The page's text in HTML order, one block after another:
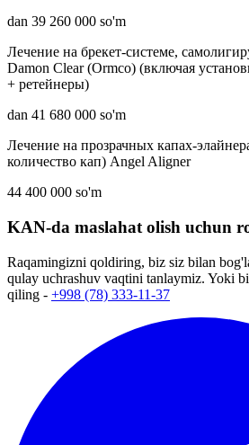
dan 39 260 000 so'm
Лечение на брекет-системе,
Damon Clear (Ormco) (включая
+ ретейнеры)
dan 41 680 000 so'm
Лечение на прозрачных капах-
количество кап) Angel Aligner
44 400 000 so'm
KAN-da maslahat olish uchun
Raqamingizni qoldiring, biz siz bilan
qulay uchrashuv vaqtini tanlaymiz. Yoki
qiling - +998 (78) 333-11-37